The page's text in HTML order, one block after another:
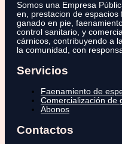
Somos una Empresa
en, prestacion de
ganado en pie,
control sanitario, y
cárnicos, contribuyendo a
la comunidad, con
Servicios
Faenamiento de
Comercialización de
Abonos
Contactos